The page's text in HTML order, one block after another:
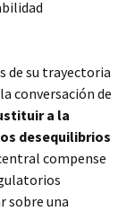
de su trayectoria
conversación de
a la
desequilibrios
compense
sobre una